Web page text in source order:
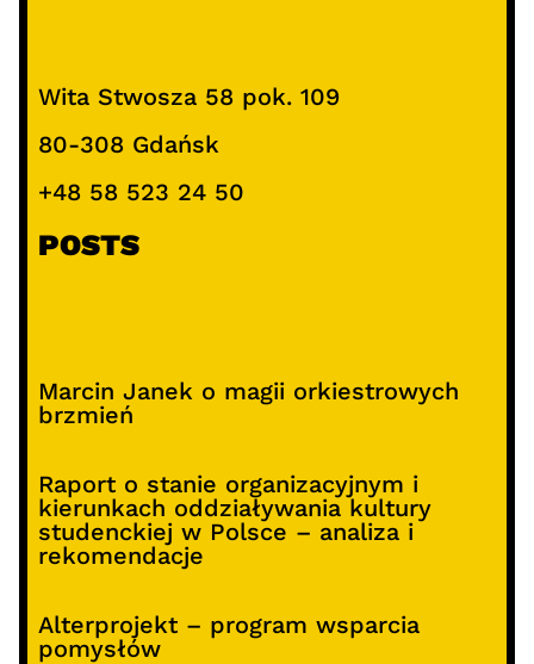
Wita Stwosza 58 pok. 109
80-308 Gdańsk
+48 58 523 24 50
POSTS
Marcin Janek o magii orkiestrowych
brzmień
Raport o stanie organizacyjnym i
kierunkach oddziaływania kultury
studenckiej w Polsce – analiza i
rekomendacje
Alterprojekt – program wsparcia
pomysłów